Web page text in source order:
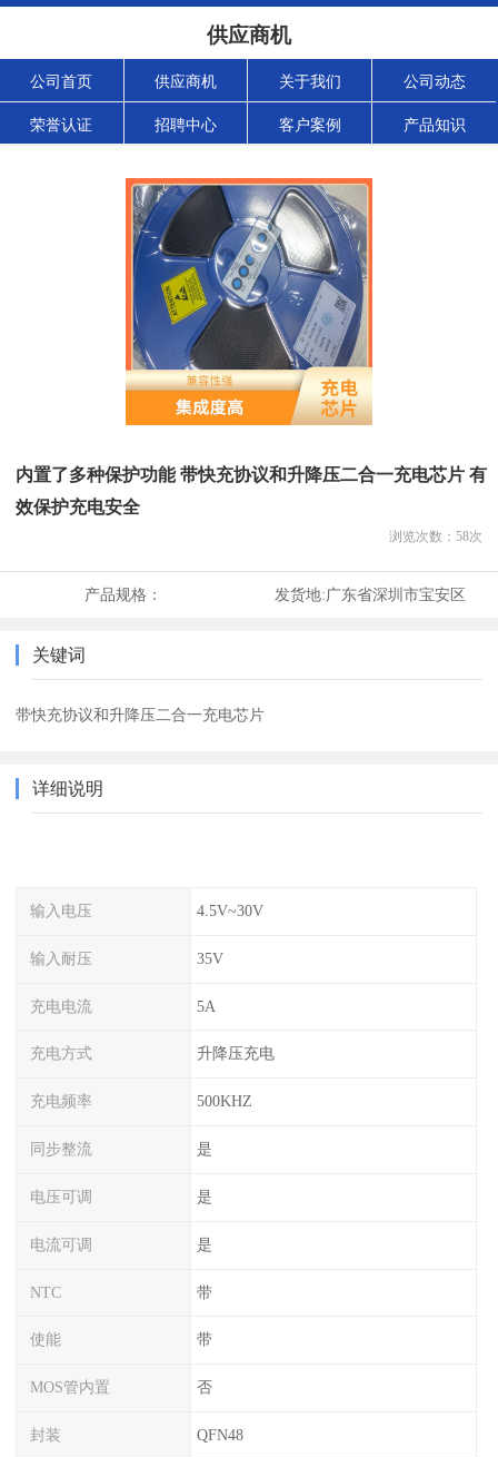
供应商机
公司首页 供应商机 关于我们 公司动态
荣誉认证 招聘中心 客户案例 产品知识
内置了多种保护功能 带快充协议和升降压二合一充电芯片 有
效保护充电安全
浏览次数： 58次
产品规格： 发货地:广东省深圳市宝安区
关键词
带快充协议和升降压二合一充电芯片
详细说明
输入电压 4.5V~30V
输入耐压 35V
充电电流 5A
充电方式 升降压充电
充电频率 500KHZ
同步整流 是
电压可调 是
电流可调 是
NTC 带
使能 带
MOS管内置 否
封装 QFN48